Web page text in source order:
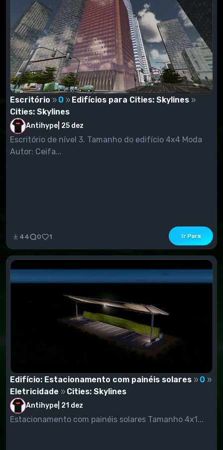
Escritório 0
Edifícios para Cities: Skylines
Cities: Skylines
Antihype 25 dez
Escritório de nível 3. Tamanho do edifício 4x4 Moda
Autor: Ceifa...
44 0 1 Ir Para
Edifício: Estacionamento com painéis solares
0
Eletricidade
Cities: Skylines
Antihype 21 dez
Estacionamento com painéis solares Tamanho 4x1...